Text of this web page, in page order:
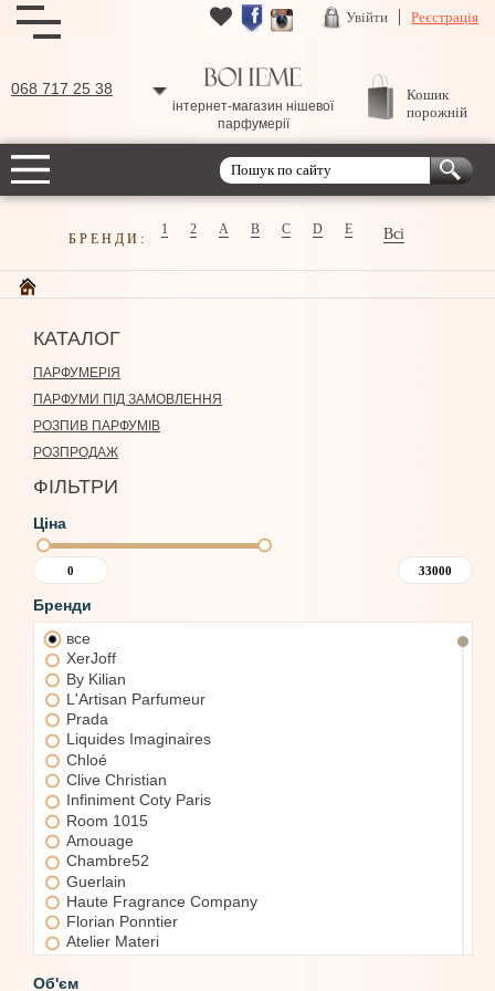
Увійти Реєстрація
068 717 25 38
інтернет-магазин нішевої
парфумерії
Кошик
порожній
БРЕНДИ:
1 2 A B C D E Всі
КАТАЛОГ
ПАРФУМЕРІЯ
ПАРФУМИ ПІД ЗАМОВЛЕННЯ
РОЗПИВ ПАРФУМІВ
РОЗПРОДАЖ
ФІЛЬТРИ
Ціна
Бренди
все
XerJoff
By Kilian
L'Artisan Parfumeur
Prada
Liquides Imaginaires
Chloé
Clive Christian
Infiniment Coty Paris
Room 1015
Amouage
Chambre52
Guerlain
Haute Fragrance Company
Florian Ponntier
Atelier Materi
Ermenegildo Zegna
Об'єм